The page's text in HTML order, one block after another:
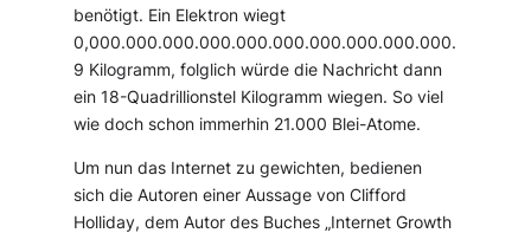
benötigt. Ein Elektron wiegt
0,000.000.000.000.000.000.000.000.000.000.
9 Kilogramm, folglich würde die Nachricht dann
ein 18-Quadrillionstel Kilogramm wiegen. So viel
wie doch schon immerhin 21.000 Blei-Atome.
Um nun das Internet zu gewichten, bedienen
sich die Autoren einer Aussage von Clifford
Holliday, dem Autor des Buches „Internet Growth